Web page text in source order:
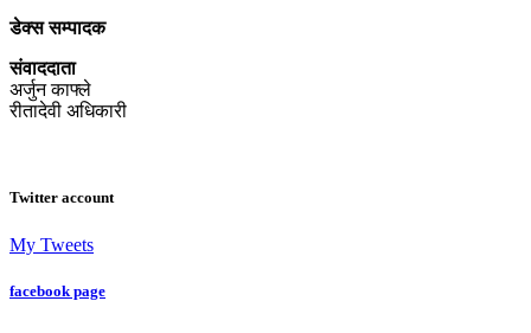
डेक्स सम्पादक
संवाददाता
अर्जुन काफ्ले
रीतादेवी अधिकारी
Twitter account
My Tweets
facebook page